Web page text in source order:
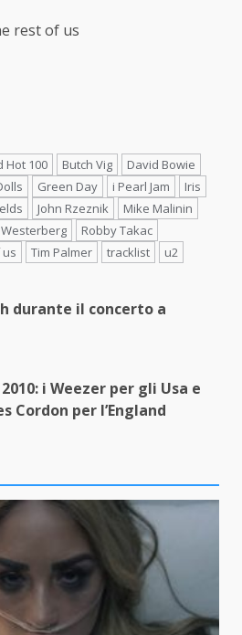
rest of us
Hot 100 Butch Vig
David Bowie
Green Day i Pearl Jam
Iris
John Rzeznik
Mike Malinin
Robby Takac
Tim Palmer tracklist u2
durante il concerto a
i Weezer per gli Usa e
Cordon per l’England